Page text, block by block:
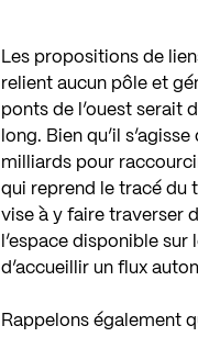
Les propositions de
relient aucun pôle et
ponts de l’ouest serait
long. Bien qu’il
milliards pour
qui reprend le tracé du
vise à y faire traverser
l’espace disponible
d’accueillir un flux
Rappelons également